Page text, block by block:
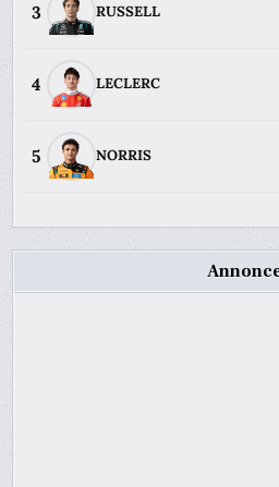
3 RUSSELL
4 LECLERC
5 NORRIS